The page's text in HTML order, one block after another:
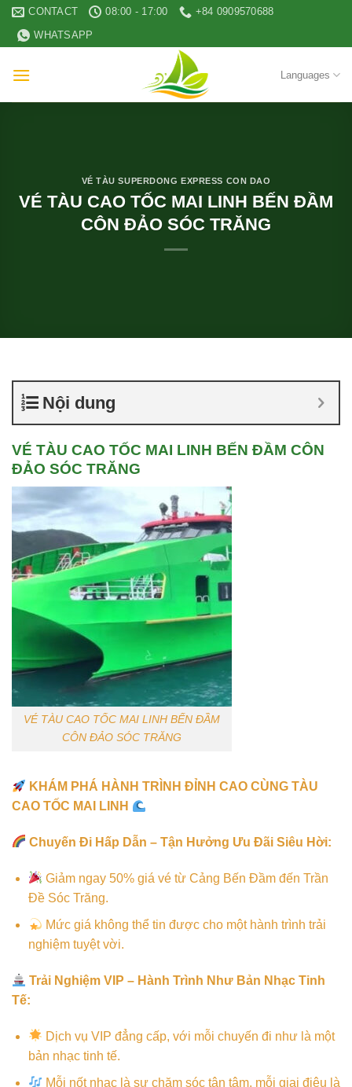
Skip
content
CONTACT 08:00 - 17:00
+84 0909570688
WHATSAPP
Languages
VÉ TÀU SUPERDONG EXPRESS CON DAO
VÉ TÀU CAO TỐC MAI LINH BẾN ĐẦM
CÔN ĐẢO SÓC TRĂNG
Nội dung
VÉ TÀU CAO TỐC MAI LINH BẾN ĐẦM CÔN
ĐẢO SÓC TRĂNG
VÉ TÀU CAO TỐC MAI LINH BẾN ĐẦM
CÔN ĐẢO SÓC TRĂNG
KHÁM PHÁ HÀNH TRÌNH ĐỈNH CAO CÙNG TÀU
CAO TỐC MAI LINH
Chuyến Đi Hấp Dẫn – Tận Hưởng Ưu Đãi Siêu Hời:
Giảm ngay 50% giá vé từ Cảng Bến Đầm đến Trần
Đề Sóc Trăng.
Mức giá không thể tin được cho một hành trình trải
nghiệm tuyệt vời.
Trải Nghiệm VIP – Hành Trình Như Bản Nhạc Tinh
Tế:
Dịch vụ VIP đẳng cấp, với mỗi chuyến đi như là một
bản nhạc tinh tế.
Mỗi nốt nhạc là sự chăm sóc tận tâm, mỗi giai điệu là